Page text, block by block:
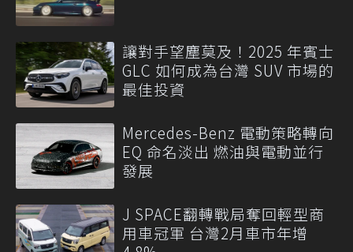
讓對手望塵莫及！2025 年賓士
GLC 如何成為台灣 SUV 市場的
最佳投資
Mercedes-Benz 電動策略轉向
EQ 命名淡出 燃油與電動並行
發展
J SPACE翻轉戰局奪回輕型商
用車冠軍 台灣2月車市年增